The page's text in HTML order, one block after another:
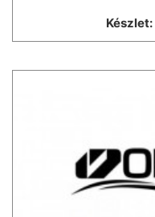
Készlet: